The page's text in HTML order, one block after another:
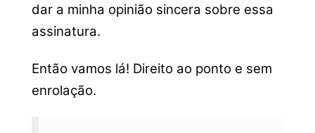
dar a minha opinião sincera sobre essa
assinatura.
Então vamos lá! Direito ao ponto e sem
enrolação.